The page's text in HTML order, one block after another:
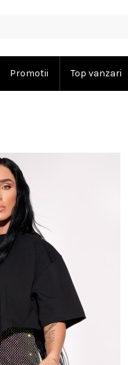
Promotii Top vanzari